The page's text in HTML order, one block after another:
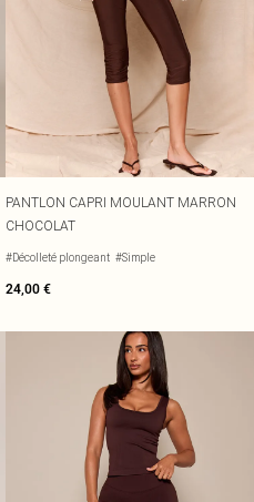
PANTLON CAPRI MOULANT MARRON
CHOCOLAT
#Décolleté plongeant #Simple
24,00 €